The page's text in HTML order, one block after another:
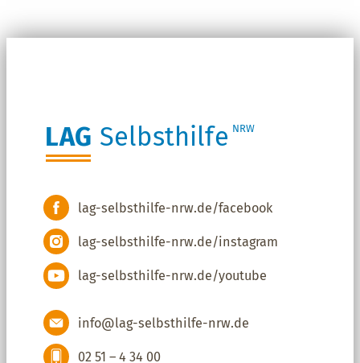
LAG Selbsthilfe NRW
lag-selbsthilfe-nrw.de/facebook
lag-selbsthilfe-nrw.de/instagram
lag-selbsthilfe-nrw.de/youtube
info@lag-selbsthilfe-nrw.de
02 51 – 4 34 00